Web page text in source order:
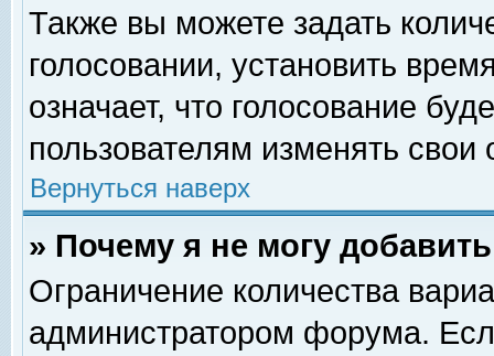
Также вы можете задать
голосовании, установить
означает, что голосование
пользователям изменять свои
Вернуться наверх
» Почему я не могу
Ограничение количества
администратором форума.